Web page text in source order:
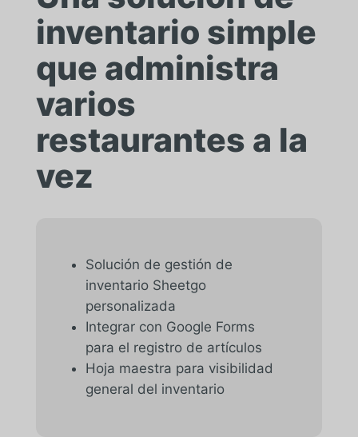
inventario simple
que administra
varios
restaurantes a la
vez
Solución de gestión de
inventario Sheetgo
personalizada
Integrar con Google Forms
para el registro de artículos
Hoja maestra para visibilidad
general del inventario